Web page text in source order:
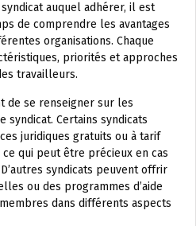
syndicat auquel adhérer, il est
de comprendre les avantages
organisations. Chaque
priorités et approches
travailleurs.
de se renseigner sur les
syndicat. Certains syndicats
juridiques gratuits ou à tarif
qui peut être précieux en cas
syndicats peuvent offrir
ou des programmes d’aide
dans différents aspects